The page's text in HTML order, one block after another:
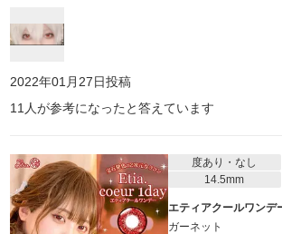
2022年01月27日投稿
11 人が参考になったと答えています
度あり・なし
14.5mm
エティアクールワンデ
ガーネット